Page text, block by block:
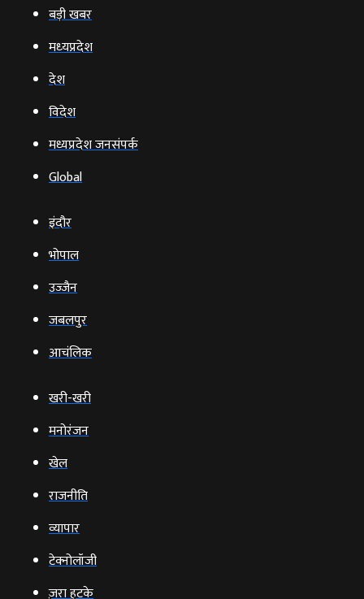
बड़ी खबर
मध्‍यप्रदेश
देश
विदेश
मध्यप्रदेश जनसंपर्क
Global
इंदौर
भोपाल
उज्‍जैन
जबलपुर
आचंलिक
खरी-खरी
मनोरंजन
खेल
राजनीति
व्‍यापार
टेक्‍नोलॉजी
ज़रा हटके